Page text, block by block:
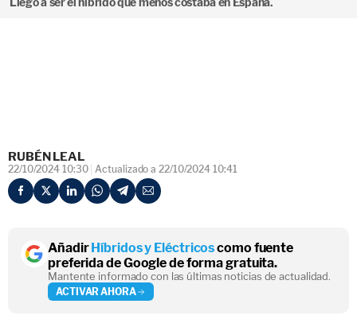
RUBÉN LEAL
22/10/2024 10:30 Actualizado a 22/10/2024 10:41
AñadirHíbridos y Eléctricoscomo fuente
preferida de Google de forma gratuita.
Mantente informado con las últimas noticias de actualidad.
ACTIVAR AHORA